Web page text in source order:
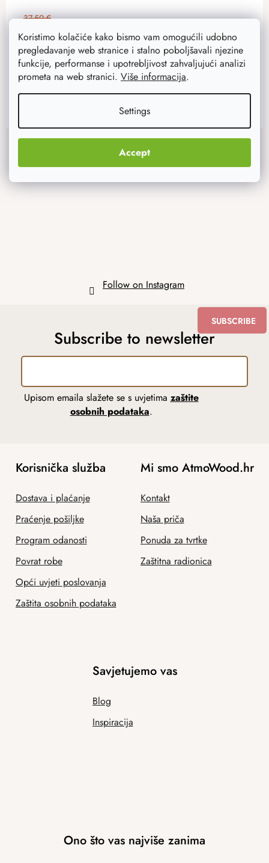
Koristimo kolačiće kako bismo vam omogućili udobno
pregledavanje web stranice i stalno poboljšavali njezine
funkcije, performanse i upotrebljivost zahvaljujući analizi
prometa na web stranici. Više informacija.
Settings
Accept
30 €
37,50 €
Na zalihi6 kom
ADD TO CART
Instagram
Follow on Instagram
Subscribe to newsletter
Upisom emaila slažete se s uvjetima zaštite
osobnih podataka.
SUBSCRIBE
Korisnička služba
Dostava i plaćanje
Praćenje pošiljke
Program odanosti
Povrat robe
Opći uvjeti poslovanja
Zaštita osobnih podataka
Mi smo AtmoWood.hr
Kontakt
Naša priča
Ponuda za tvrtke
Zaštitna radionica
Savjetujemo vas
Blog
Inspiracija
Ono što vas najviše zanima